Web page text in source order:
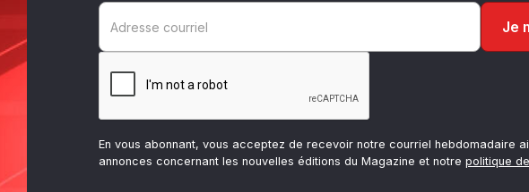
En vous abonnant, vous acceptez de recevoir notre courriel hebdomadaire
annonces concernant les nouvelles éditions du Magazine et notre politique